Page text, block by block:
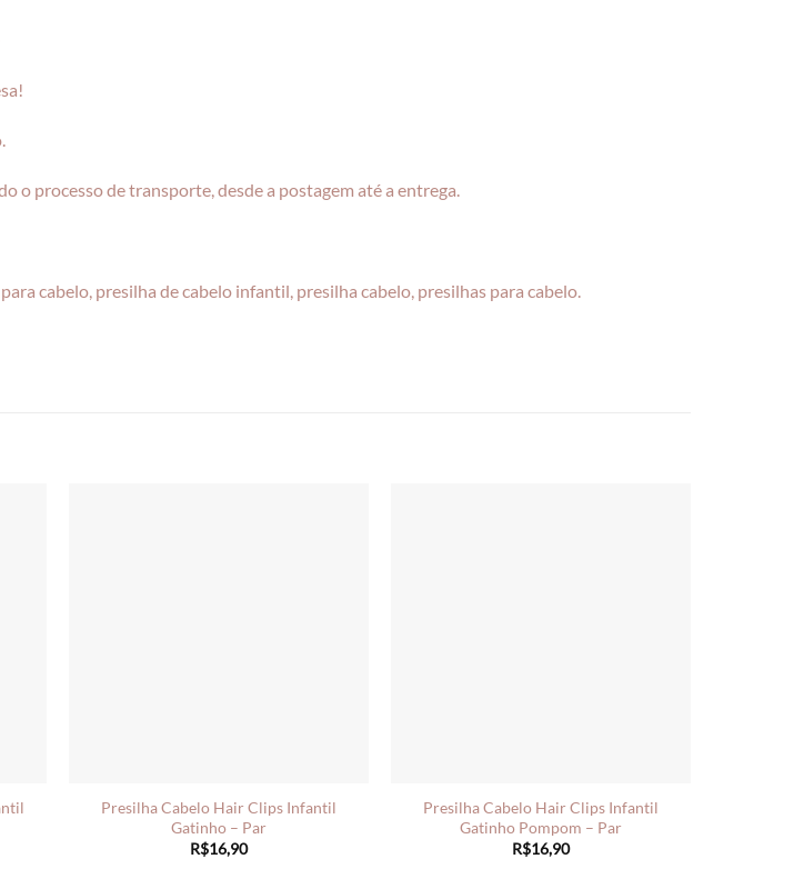
o processo de transporte, desde a postagem até a entrega.
cabelo, presilha de cabelo infantil, presilha cabelo, presilhas para cabelo.
Presilha Cabelo Hair Clips Infantil
Gatinho – Par
R$16,90
Presilha Cabelo Hair Clips Infantil
Gatinho Pompom – Par
R$16,90